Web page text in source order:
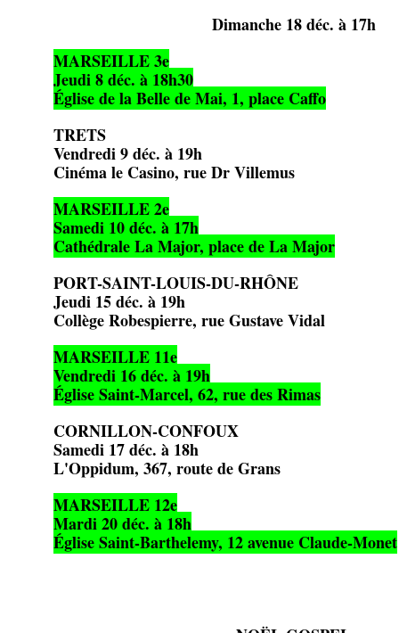
Dimanche 18 déc. à 17h
MARSEILLE 3e
Jeudi 8 déc. à 18h30
Église de la Belle de Mai, 1, place Caffo
TRETS
Vendredi 9 déc. à 19h
Cinéma le Casino, rue Dr Villemus
MARSEILLE 2e
Samedi 10 déc. à 17h
Cathédrale La Major, place de La Major
PORT-SAINT-LOUIS-DU-RHÔNE
Jeudi 15 déc. à 19h
Collège Robespierre, rue Gustave Vidal
MARSEILLE 11e
Vendredi 16 déc. à 19h
Église Saint-Marcel, 62, rue des Rimas
CORNILLON-CONFOUX
Samedi 17 déc. à 18h
L'Oppidum, 367, route de Grans
MARSEILLE 12e
Mardi 20 déc. à 18h
Église Saint-Barthelemy, 12 avenue Claude-Monet